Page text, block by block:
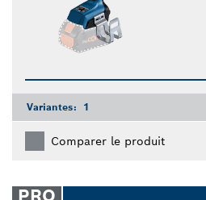
Variantes: 1
Comparer le produit